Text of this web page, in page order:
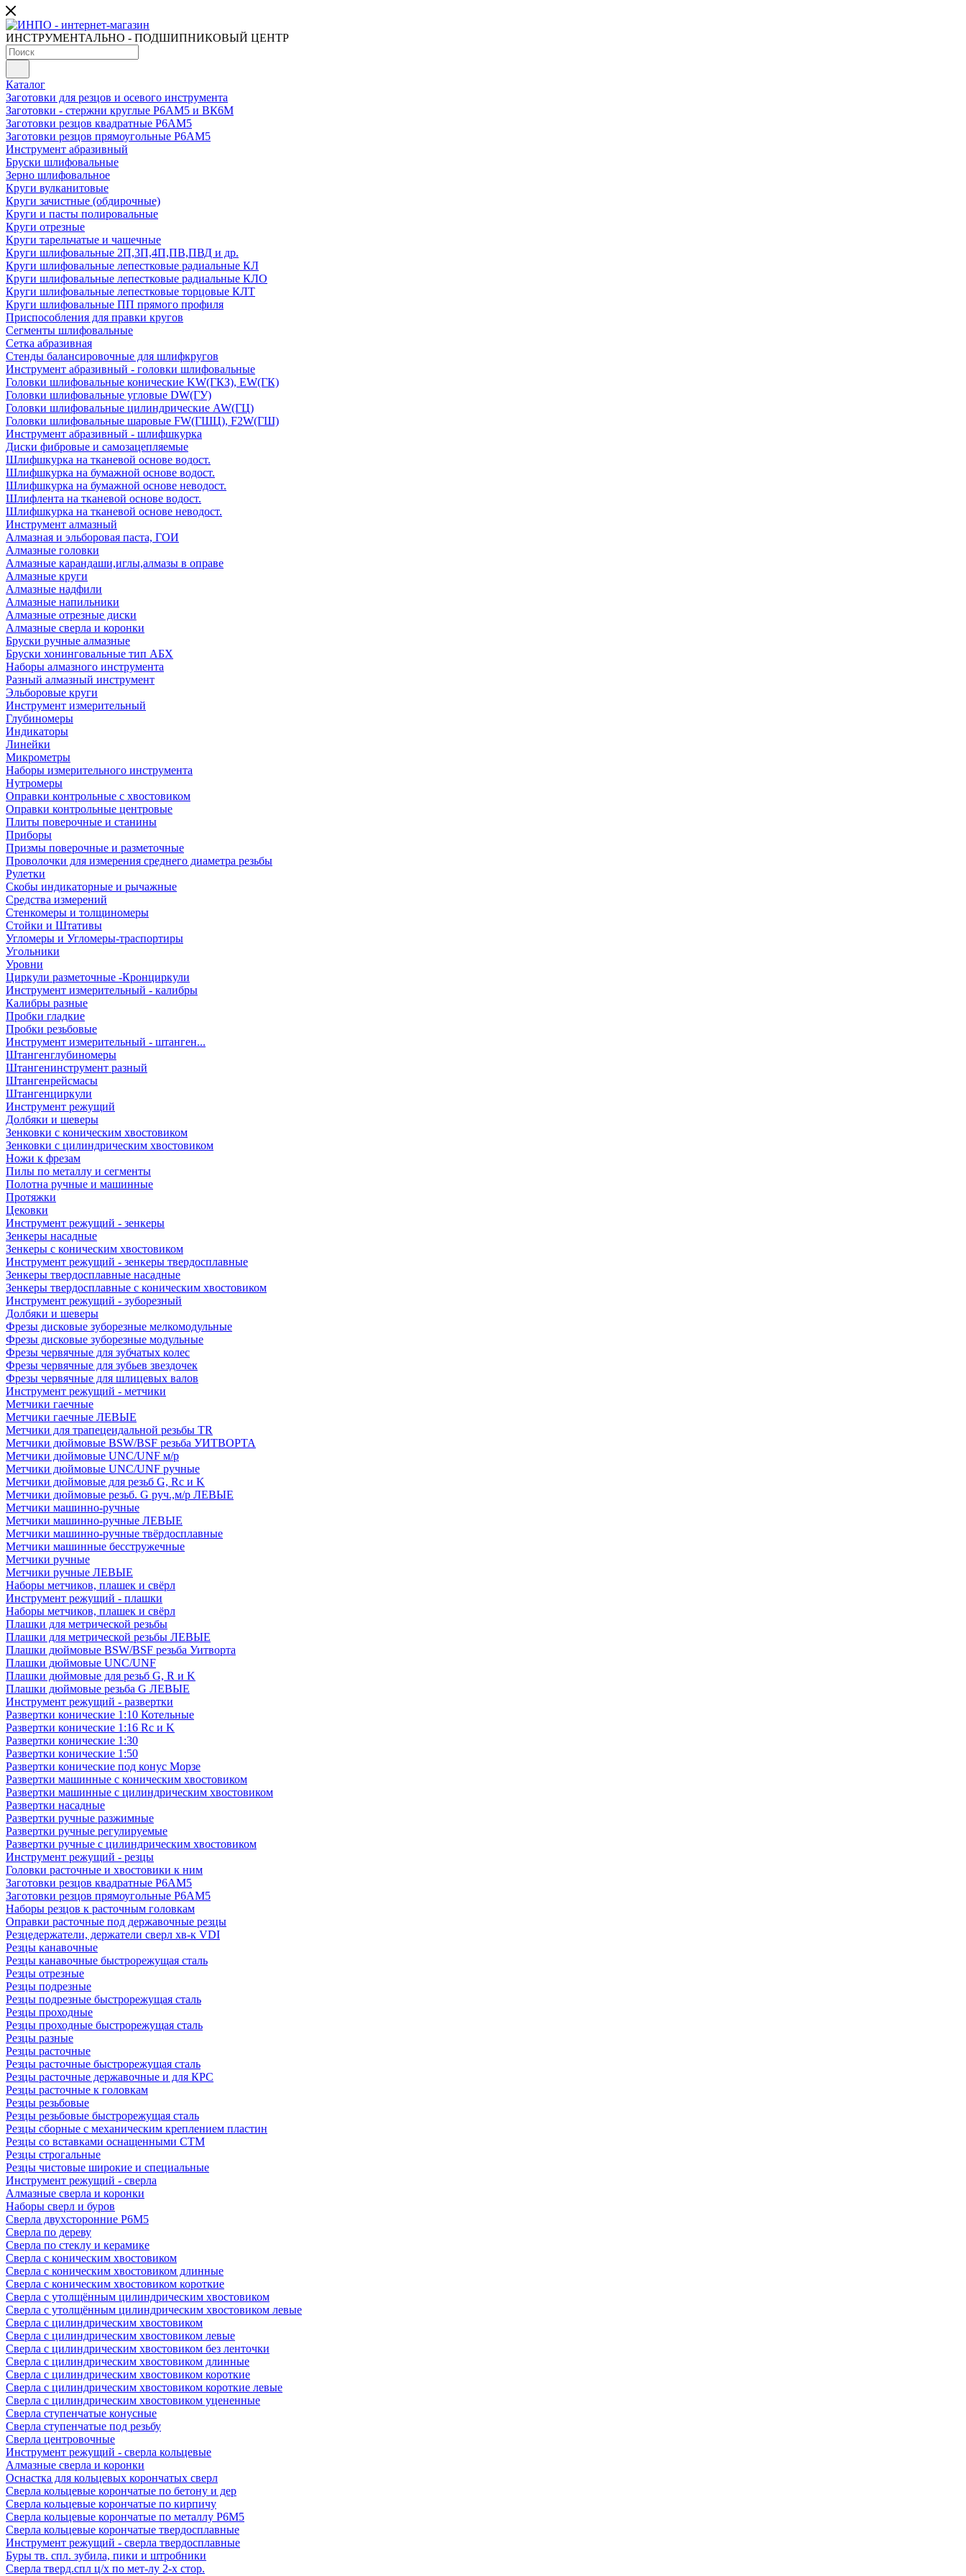
ИНСТРУМЕНТАЛЬНО - ПОДШИПНИКОВЫЙ ЦЕНТР
Каталог
Заготовки для резцов и осевого инструмента
Заготовки - стержни круглые Р6АМ5 и ВК6М
Заготовки резцов квадратные Р6АМ5
Заготовки резцов прямоугольные Р6АМ5
Инструмент абразивный
Бруски шлифовальные
Зерно шлифовальное
Круги вулканитовые
Круги зачистные (обдирочные)
Круги и пасты полировальные
Круги отрезные
Круги тарельчатые и чашечные
Круги шлифовальные 2П,3П,4П,ПВ,ПВД и др.
Круги шлифовальные лепестковые радиальные КЛ
Круги шлифовальные лепестковые радиальные КЛО
Круги шлифовальные лепестковые торцовые КЛТ
Круги шлифовальные ПП прямого профиля
Приспособления для правки кругов
Сегменты шлифовальные
Сетка абразивная
Стенды балансировочные для шлифкругов
Инструмент абразивный - головки шлифовальные
Головки шлифовальные конические KW(ГКЗ), EW(ГК)
Головки шлифовальные угловые DW(ГУ)
Головки шлифовальные цилиндрические AW(ГЦ)
Головки шлифовальные шаровые FW(ГШЦ), F2W(ГШ)
Инструмент абразивный - шлифшкурка
Диски фибровые и самозацепляемые
Шлифшкурка на тканевой основе водост.
Шлифшкурка на бумажной основе водост.
Шлифшкурка на бумажной основе неводост.
Шлифлента на тканевой основе водост.
Шлифшкурка на тканевой основе неводост.
Инструмент алмазный
Алмазная и эльборовая паста, ГОИ
Алмазные головки
Алмазные карандаши,иглы,алмазы в оправе
Алмазные круги
Алмазные надфили
Алмазные напильники
Алмазные отрезные диски
Алмазные сверла и коронки
Бруски ручные алмазные
Бруски хонинговальные тип АБХ
Наборы алмазного инструмента
Разный алмазный инструмент
Эльборовые круги
Инструмент измерительный
Глубиномеры
Индикаторы
Линейки
Микрометры
Наборы измерительного инструмента
Нутромеры
Оправки контрольные с хвостовиком
Оправки контрольные центровые
Плиты поверочные и станины
Приборы
Призмы поверочные и разметочные
Проволочки для измерения среднего диаметра резьбы
Рулетки
Скобы индикаторные и рычажные
Средства измерений
Стенкомеры и толщиномеры
Стойки и Штативы
Угломеры и Угломеры-траспортиры
Угольники
Уровни
Циркули разметочные -Кронциркули
Инструмент измерительный - калибры
Калибры разные
Пробки гладкие
Пробки резьбовые
Инструмент измерительный - штанген...
Штангенглубиномеры
Штангенинструмент разный
Штангенрейсмасы
Штангенциркули
Инструмент режущий
Долбяки и шеверы
Зенковки с коническим хвостовиком
Зенковки с цилиндрическим хвостовиком
Ножи к фрезам
Пилы по металлу и сегменты
Полотна ручные и машинные
Протяжки
Цековки
Инструмент режущий - зенкеры
Зенкеры насадные
Зенкеры с коническим хвостовиком
Инструмент режущий - зенкеры твердосплавные
Зенкеры твердосплавные насадные
Зенкеры твердосплавные с коническим хвостовиком
Инструмент режущий - зуборезный
Долбяки и шеверы
Фрезы дисковые зуборезные мелкомодульные
Фрезы дисковые зуборезные модульные
Фрезы червячные для зубчатых колес
Фрезы червячные для зубьев звездочек
Фрезы червячные для шлицевых валов
Инструмент режущий - метчики
Метчики гаечные
Метчики гаечные ЛЕВЫЕ
Метчики для трапецеидальной резьбы TR
Метчики дюймовые BSW/BSF резьба УИТВОРТА
Метчики дюймовые UNC/UNF м/р
Метчики дюймовые UNC/UNF ручные
Метчики дюймовые для резьб G, Rc и K
Метчики дюймовые резьб. G руч.,м/р ЛЕВЫЕ
Метчики машинно-ручные
Метчики машинно-ручные ЛЕВЫЕ
Метчики машинно-ручные твёрдосплавные
Метчики машинные бесстружечные
Метчики ручные
Метчики ручные ЛЕВЫЕ
Наборы метчиков, плашек и свёрл
Инструмент режущий - плашки
Наборы метчиков, плашек и свёрл
Плашки для метрической резьбы
Плашки для метрической резьбы ЛЕВЫЕ
Плашки дюймовые BSW/BSF резьба Уитворта
Плашки дюймовые UNC/UNF
Плашки дюймовые для резьб G, R и K
Плашки дюймовые резьба G ЛЕВЫЕ
Инструмент режущий - развертки
Развертки конические 1:10 Котельные
Развертки конические 1:16 Rc и K
Развертки конические 1:30
Развертки конические 1:50
Развертки конические под конус Морзе
Развертки машинные с коническим хвостовиком
Развертки машинные с цилиндрическим хвостовиком
Развертки насадные
Развертки ручные разжимные
Развертки ручные регулируемые
Развертки ручные с цилиндрическим хвостовиком
Инструмент режущий - резцы
Головки расточные и хвостовики к ним
Заготовки резцов квадратные Р6АМ5
Заготовки резцов прямоугольные Р6АМ5
Наборы резцов к расточным головкам
Оправки расточные под державочные резцы
Резцедержатели, держатели сверл хв-к VDI
Резцы канавочные
Резцы канавочные быстрорежущая сталь
Резцы отрезные
Резцы подрезные
Резцы подрезные быстрорежущая сталь
Резцы проходные
Резцы проходные быстрорежущая сталь
Резцы разные
Резцы расточные
Резцы расточные быстрорежущая сталь
Резцы расточные державочные и для КРС
Резцы расточные к головкам
Резцы резьбовые
Резцы резьбовые быстрорежущая сталь
Резцы сборные с механическим креплением пластин
Резцы со вставками оснащенными СТМ
Резцы строгальные
Резцы чистовые широкие и специальные
Инструмент режущий - сверла
Алмазные сверла и коронки
Наборы сверл и буров
Сверла двухсторонние Р6М5
Сверла по дереву
Сверла по стеклу и керамике
Сверла с коническим хвостовиком
Сверла с коническим хвостовиком длинные
Сверла с коническим хвостовиком короткие
Сверла с утолщённым цилиндрическим хвостовиком
Сверла с утолщённым цилиндрическим хвостовиком левые
Сверла с цилиндрическим хвостовиком
Сверла с цилиндрическим хвостовиком левые
Сверла с цилиндрическим хвостовиком без ленточки
Сверла с цилиндрическим хвостовиком длинные
Сверла с цилиндрическим хвостовиком короткие
Сверла с цилиндрическим хвостовиком короткие левые
Сверла с цилиндрическим хвостовиком уцененные
Сверла ступенчатые конусные
Сверла ступенчатые под резьбу
Сверла центровочные
Инструмент режущий - сверла кольцевые
Алмазные сверла и коронки
Оснастка для кольцевых корончатых сверл
Сверла кольцевые корончатые по бетону и дер
Сверла кольцевые корончатые по кирпичу
Сверла кольцевые корончатые по металлу Р6М5
Сверла кольцевые корончатые твердосплавные
Инструмент режущий - сверла твердосплавные
Буры тв. спл. зубила, пики и штробники
Сверла тверд.спл ц/х по мет-лу 2-х стор.